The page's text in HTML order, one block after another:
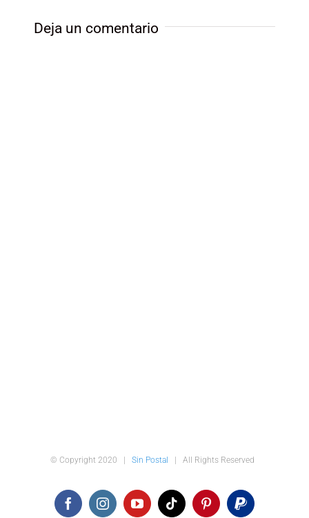
Deja un comentario
© Copyright 2020 | Sin Postal | All Rights Reserved
FacebookInstagramYouTubeTiktokPinterestPayPal